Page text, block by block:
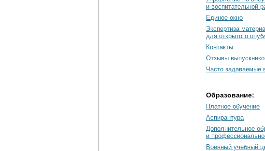
и воспитательной
Единое окно
Экспертиза
для открытого
Контакты
Отзывы
Часто задаваемые
Образование:
Платное обучение
Аспирантура
Дополнительное
и
Военный учебный